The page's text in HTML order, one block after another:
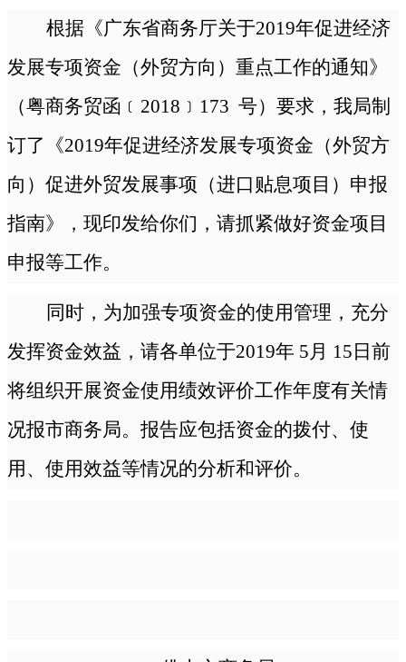
根据《广东省商务厅关于2019年促进经济
发展专项资金（外贸方向）重点工作的通知》
（粤商务贸函﹝2018﹞173 号）要求，我局制
订了《2019年促进经济发展专项资金（外贸方
向）促进外贸发展事项（进口贴息项目）申报
指南》，现印发给你们，请抓紧做好资金项目
申报等工作。
同时，为加强专项资金的使用管理，充分
发挥资金效益，请各单位于2019年 5月 15日前
将组织开展资金使用绩效评价工作年度有关情
况报市商务局。报告应包括资金的拨付、使
用、使用效益等情况的分析和评价。